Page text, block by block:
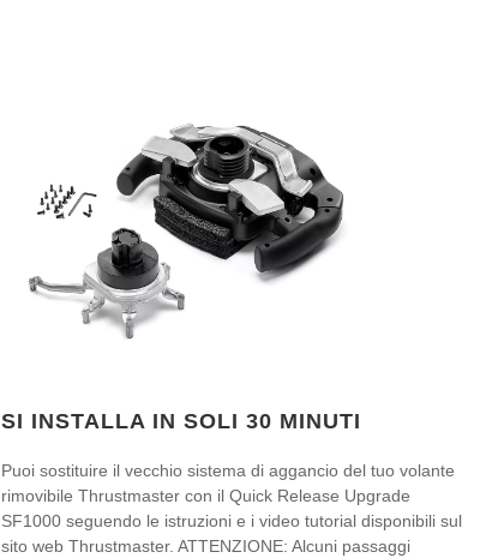
SI INSTALLA IN SOLI 30 MINUTI
Puoi sostituire il vecchio sistema di aggancio del tuo volante
rimovibile Thrustmaster con il Quick Release Upgrade
SF1000 seguendo le istruzioni e i video tutorial disponibili sul
sito web Thrustmaster. ATTENZIONE: Alcuni passaggi